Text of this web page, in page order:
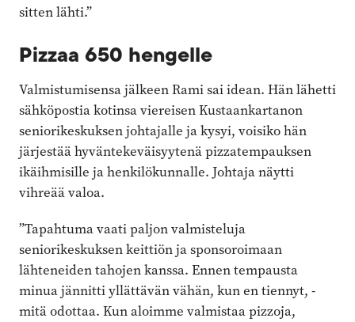
sitten lähti.”
Pizzaa 650 hengelle
Valmistumisensa jälkeen Rami sai idean. Hän lähetti
sähköpostia kotinsa viereisen Kustaankartanon
seniorikeskuksen johtajalle ja kysyi, voisiko hän
järjestää hyväntekeväisyytenä pizzatempauksen
ikäihmisille ja henkilökunnalle. Johtaja näytti
vihreää valoa.
”Tapahtuma vaati paljon valmisteluja
seniorikeskuksen keittiön ja sponso­roimaan
lähteneiden tahojen kanssa. Ennen tempausta
minua jännitti ­yllättävän vähän, kun en tiennyt, ­
mitä odottaa. Kun aloimme valmistaa ­pizzoja,